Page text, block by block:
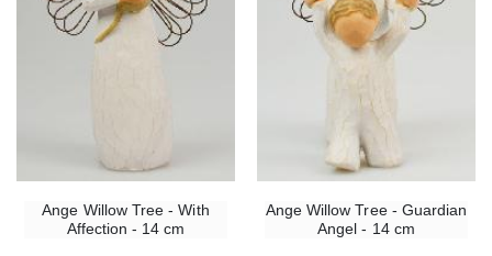
Ange Willow Tree - With
Affection - 14 cm
Ange Willow Tree - Guardian
Angel - 14 cm